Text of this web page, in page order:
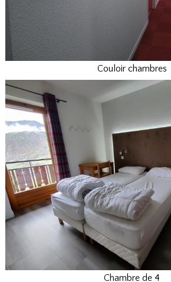
Couloir chambres
Chambre de 4